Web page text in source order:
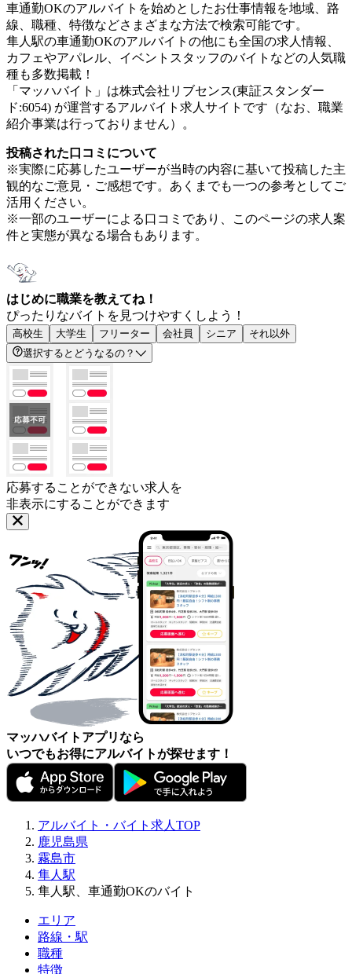
車通勤OKのアルバイトを始めとしたお仕事情報を地域、路
線、職種、特徴などさまざまな方法で検索可能です。
隼人駅の車通勤OKのアルバイトの他にも全国の求人情報、
カフェやアパレル、イベントスタッフのバイトなどの人気職
種も多数掲載！
「マッハバイト」は株式会社リブセンス(東証スタンダー
ド:6054) が運営するアルバイト求人サイトです（なお、職業
紹介事業は行っておりません）。
投稿された口コミについて
※実際に応募したユーザーが当時の内容に基いて投稿した主
観的なご意見・ご感想です。あくまでも一つの参考としてご
活用ください。
※一部のユーザーによる口コミであり、このページの求人案
件と実態が異なる場合もあります。
はじめに職業を教えてね！
ぴったりなバイトを見つけやすくしよう！
高校生 大学生 フリーター 会社員 シニア
それ以外
選択するとどうなるの？
応募することができない求人を
非表示にすることができます
マッハバイトアプリなら
いつでもお得にアルバイトが探せます！
アルバイト・バイト求人TOP
鹿児島県
霧島市
隼人駅
隼人駅、車通勤OKのバイト
エリア
路線・駅
職種
特徴